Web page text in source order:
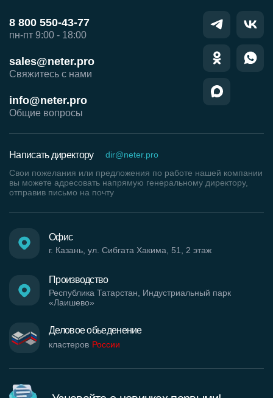
8 800 550-43-77
пн-пт 9:00 - 18:00
sales@neter.pro
Свяжитесь с нами
info@neter.pro
Общие вопросы
Деловое обьеденение
кластеров России
Производство
Республика Татарстан, Индустриальный парк
«Лаишево»
Офис
г. Казань, ул. Сибгата Хакима, 51, 2 этаж
Написать директору
dir@neter.pro
Свои пожелания или предложения по работе нашей компании
вы можете адресовать напрямую генеральному директору,
отправив письмо на почту